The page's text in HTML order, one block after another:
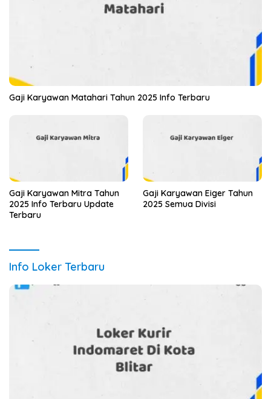
Gaji Karyawan Matahari Tahun 2025 Info Terbaru
Gaji Karyawan Mitra Tahun
2025 Info Terbaru Update
Terbaru
Gaji Karyawan Eiger Tahun
2025 Semua Divisi
Info Loker Terbaru